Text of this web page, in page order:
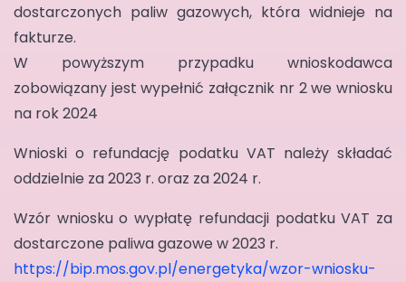
dostarczonych paliw gazowych, która widnieje na
fakturze.
W powyższym przypadku wnioskodawca
zobowiązany jest wypełnić załącznik nr 2 we wniosku
na rok 2024
Wnioski o refundację podatku VAT należy składać
oddzielnie za 2023 r. oraz za 2024 r.
Wzór wniosku o wypłatę refundacji podatku VAT za
dostarczone paliwa gazowe w 2023 r.
https://bip.mos.gov.pl/energetyka/wzor-wniosku-